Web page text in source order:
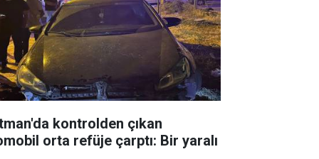
kontrolden çıkan
orta refüje çarptı: Bir yaralı